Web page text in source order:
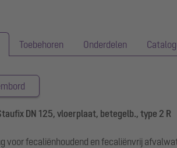
Toebehoren Onderdelen
DN 125, vloerplaat, betegelb., type 2 R
voor fecaliënhoudend en fecaliënvrij